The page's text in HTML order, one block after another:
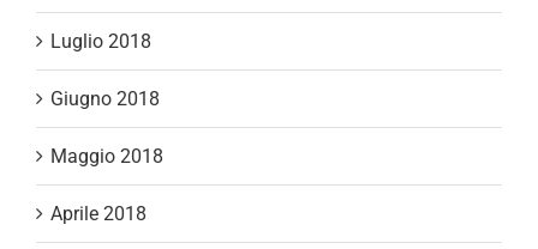
Luglio 2018
Giugno 2018
Maggio 2018
Aprile 2018